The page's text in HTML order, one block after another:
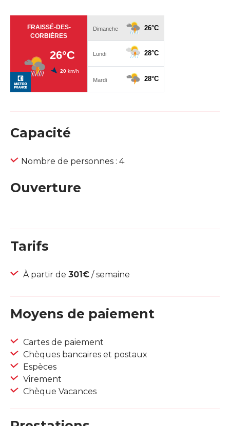
Capacité
Nombre de personnes : 4
Ouverture
Tarifs
À partir de 301€ / semaine
Moyens de paiement
Cartes de paiement
Chèques bancaires et postaux
Espèces
Virement
Chèque Vacances